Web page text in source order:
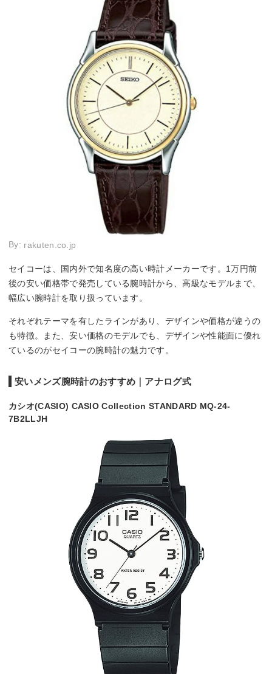
By: rakuten.co.jp
セイコーは、国内外で知名度の高い時計メーカーです。1万円前
後の安い価格帯で発売している腕時計から、高級なモデルまで、
幅広い腕時計を取り扱っています。
それぞれテーマを有したラインがあり、デザインや価格が違うの
も特徴。また、安い価格のモデルでも、デザインや性能面に優れ
ているのがセイコーの腕時計の魅力です。
安いメンズ腕時計のおすすめ｜アナログ式
カシオ(CASIO) CASIO Collection STANDARD MQ-24-
7B2LLJH